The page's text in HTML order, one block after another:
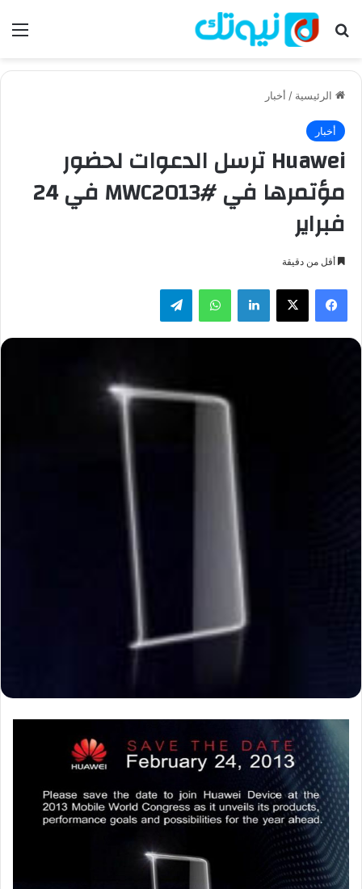
بحث عن
الرئيسية / أخبار
أخبار
Huawei ترسل الدعوات لحضور
مؤتمرها في #MWC2013 في 24
فبراير
أقل من دقيقة
فيسبوك لينكدإن واتساب